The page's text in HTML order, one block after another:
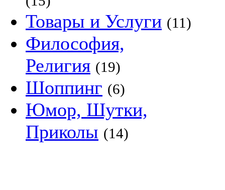
Товары и Услуги (11)
Философия,
Религия (19)
Шоппинг (6)
Юмор, Шутки,
Приколы (14)